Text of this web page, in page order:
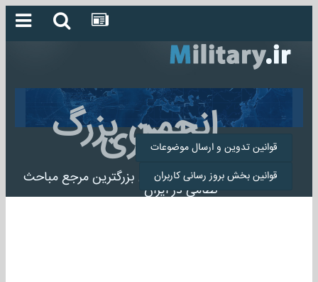
انجمن بزرگ
میلیتاری
انجمن میلیتاری بزرگترین مرجع مباحث
نظامی در ایران
قوانین تدوین و ارسال موضوعات
قوانین بخش بروز رسانی کاربران